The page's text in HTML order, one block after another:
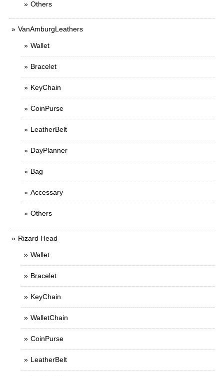
Others
VanAmburgLeathers
Wallet
Bracelet
KeyChain
CoinPurse
LeatherBelt
DayPlanner
Bag
Accessary
Others
Rizard Head
Wallet
Bracelet
KeyChain
WalletChain
CoinPurse
LeatherBelt